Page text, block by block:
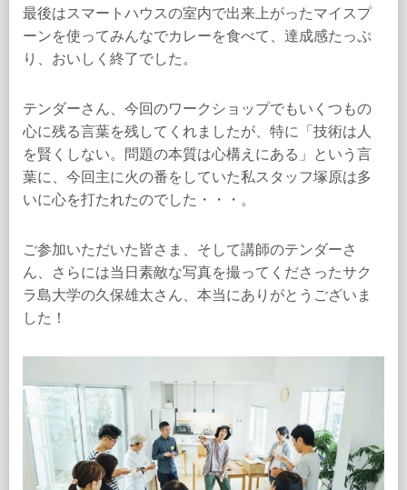
最後はスマートハウスの室内で出来上がったマイスプ
ーンを使ってみんなでカレーを食べて、達成感たっぷ
り、おいしく終了でした。
テンダーさん、今回のワークショップでもいくつもの
心に残る言葉を残してくれましたが、特に「技術は人
を賢くしない。問題の本質は心構えにある」という言
葉に、今回主に火の番をしていた私スタッフ塚原は多
いに心を打たれたのでした・・・。
ご参加いただいた皆さま、そして講師のテンダーさ
ん、さらには当日素敵な写真を撮ってくださったサク
ラ島大学の久保雄太さん、本当にありがとうございま
した！